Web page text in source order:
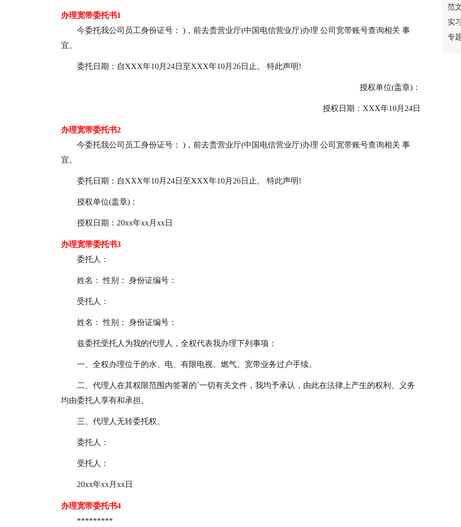
办理宽带委托书1
今委托我公司员工身份证号： )，前去贵营业厅(中国电信营业厅)办理 公司宽带账号查询相关 事
宜。
委托日期：自XXX年10月24日至XXX年10月26日止。 特此声明!
授权单位(盖章)：
授权日期：XXX年10月24日
办理宽带委托书2
今委托我公司员工身份证号： )，前去贵营业厅(中国电信营业厅)办理 公司宽带账号查询相关 事
宜。
委托日期：自XXX年10月24日至XXX年10月26日止。 特此声明!
授权单位(盖章)：
授权日期：20xx年xx月xx日
办理宽带委托书3
委托人：
姓名： 性别： 身份证编号：
受托人：
姓名： 性别： 身份证编号：
兹委托受托人为我的代理人，全权代表我办理下列事项：
一、全权办理位于的水、电、有限电视、燃气、宽带业务过户手续。
二、代理人在其权限范围内签署的`一切有关文件，我均予承认，由此在法律上产生的权利、义务
均由委托人享有和承担。
三、代理人无转委托权。
委托人：
受托人：
20xx年xx月xx日
办理宽带委托书4
*********
发
范
实
专